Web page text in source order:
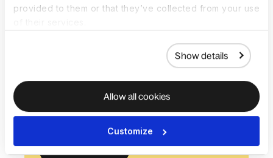
provided to them or that they’ve collected from your use
Show details
Allow all cookies
Customize
Verlof aanvragen, onkosten
goedkeuren en meer gebeurt waar je
werk al plaatsvindt. Geen extra
inloggegevens of het najagen van
goedkeuringen.
Meer informatie